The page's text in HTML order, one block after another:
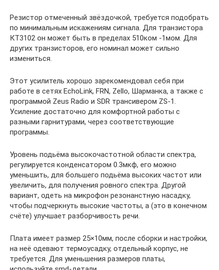
Резистор отмеченный звёздочкой, требуется подобрать
по минимальным искажениям сигнала. Для транзистора
КТ3102 он может быть в пределах 510ком -1мом. Для
других транзисторов, его номинал может сильно
измениться.
Этот усилитель хорошо зарекомендовал себя при
работе в сетях EchoLink, FRN, Zello, Шарманка, а также с
программой Zeus Radio и SDR трансивером ZS-1.
Усиление достаточно для комфортной работы c
разными гарнитурами, через соответствующие
программы.
Уровень подьёма высокочастотной области спектра,
регулируется конденсатором 0.3мкф, его можно
уменьшить, для большего подьёма высоких частот или
увеличить, для получения ровного спектра. Другой
вариант, одеть на микрофон резонанстную насадку,
чтобы подчеркнуть высокие частоты, а (это в конечном
счёте) улучшает разборчивость речи.
Плата имеет размер 25×10мм, после сборки и настройки,
на неё одевают термоусадку, отдельный корпус, не
требуется. Для уменьшения размеров платы,